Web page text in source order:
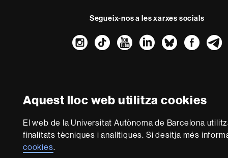
Aquest lloc web utilitza cookies
El web de la Universitat Autònoma de Barcelona
finalitats tècniques i analítiques. Si desitja més
cookies.
Segueix-nos a les xarxes socials
Instagram
TikTokYouTube
LinkedIn
Bluesky
web
Avís legal
Som una
multidisciplinària i
del coneixement. La